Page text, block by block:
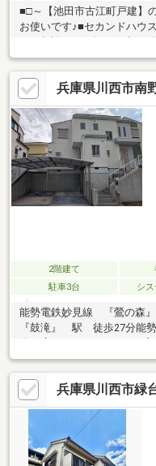
■□～【池田市古江町戸建】
お使いです♪■セカンドハウ
まで約1.3km 車で約4分■高
から等のアクセス良好■２
環境です※再建築不可となり
兵庫県川西市南
2階建て
駐車3台
シ
能勢電鉄妙見線 『鶯の森
『鼓滝』 駅 徒歩27分能
家・太陽光発電付住宅・オ
す)
兵庫県川西市緑